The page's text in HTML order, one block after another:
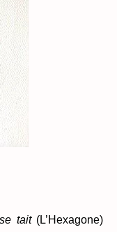
tait(L’Hexagone)